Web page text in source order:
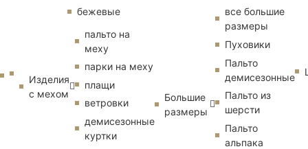
бежевые
Изделия
с мехом
пальто на
меху
парки на меху
плащи
ветровки
демисезонные
куртки
Большие
размеры
все большие
размеры
Пуховики
Пальто
демисезонные
Пальто из
шерсти
Пальто
альпака